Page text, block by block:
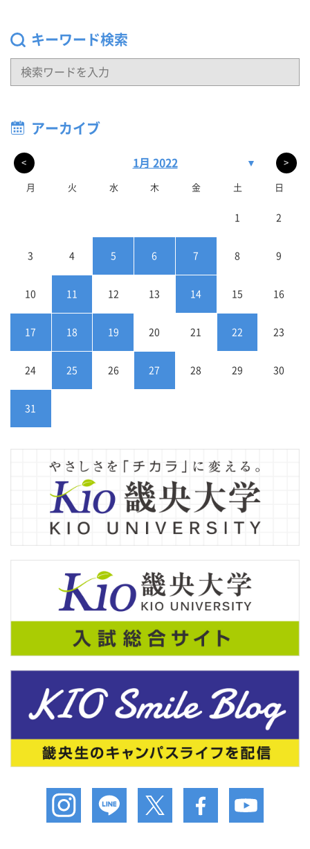
キーワード検索
アーカイブ
< 1月 2022 ▼ >
月 火 水 木 金 土 日
1 2
3 4 5 6 7 8 9
10 11 12 13 14 15 16
17 18 19 20 21 22 23
24 25 26 27 28 29 30
31